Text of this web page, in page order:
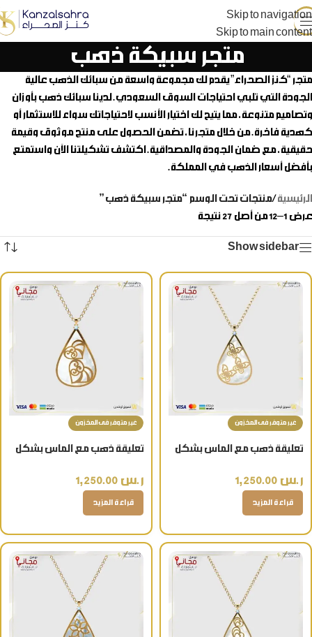
Skip to navigation
Skip to main content
متجر سبيكة ذهب
متجر “كنز الصحراء” يقدم لك مجموعة واسعة من سبائك الذهب عالية
الجودة التي تلبي احتياجات السوق السعودي. لدينا سبائك ذهب بأوزان
وتصاميم متنوعة، مما يتيح لك اختيار الأنسب لاحتياجاتك سواء للاستثمار أو
كهدية فاخرة. من خلال متجرنا، تضمن الحصول على منتج موثوق وقيمة
حقيقية، مع ضمان الجودة والمصداقية. اكتشف تشكيلتنا الآن واستمتع
بأفضل أسعار الذهب في المملكة.
الرئيسية /منتجات تحت الوسم “متجر سبيكة ذهب”
عرض 1–12 من أصل 27 نتيجة
Show sidebar
غير متوفر فى المخزون
تعليقة ذهب مع الماس بشكل
ر.س
قراءة المزيد
غير متوفر فى المخزون
تعليقة ذهب مع الماس بشكل
ر.س
قراءة المزيد